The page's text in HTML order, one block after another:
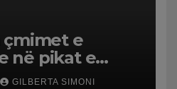
çmimet e
në pikat e
Lushnjë.
GILBERTA SIMONI